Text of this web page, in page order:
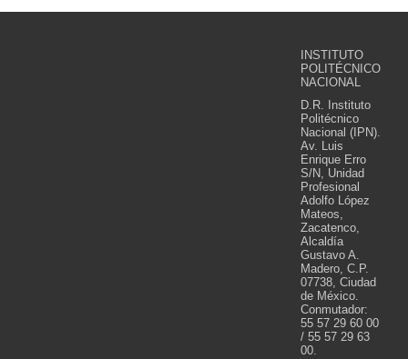
INSTITUTO
POLITÉCNICO
NACIONAL
D.R. Instituto
Politécnico
Nacional (IPN).
Av. Luis
Enrique Erro
S/N, Unidad
Profesional
Adolfo López
Mateos,
Zacatenco,
Alcaldía
Gustavo A.
Madero, C.P.
07738, Ciudad
de México.
Conmutador:
55 57 29 60 00
/ 55 57 29 63
00.